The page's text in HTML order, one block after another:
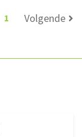
1 Volgende